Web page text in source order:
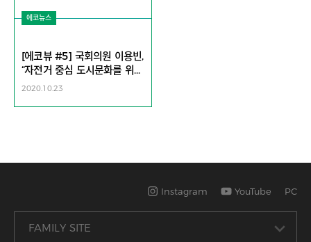
에코뉴스
[에코뷰 #5] 국회의원 이용빈,
“자전거 중심 도시문화를 위한
전담부서 필요”
2020.10.23
Instagram YouTube PC